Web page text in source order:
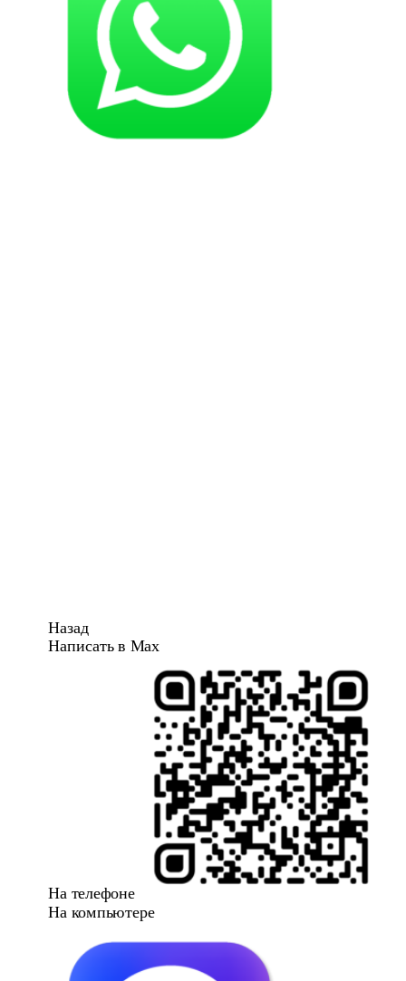
Назад
Написать в Max
На телефоне
На компьютере